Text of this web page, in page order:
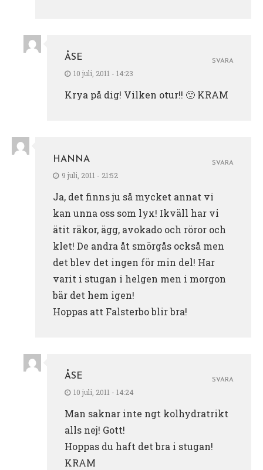
ÅSE
10 juli, 2011 - 14:23
Krya på dig! Vilken otur!! 🙁 KRAM
SVARA
HANNA
9 juli, 2011 - 21:52
Ja, det finns ju så mycket annat vi
kan unna oss som lyx! Ikväll har vi
ätit räkor, ägg, avokado och röror och
klet! De andra åt smörgås också men
det blev det ingen för min del! Har
varit i stugan i helgen men i morgon
bär det hem igen!
Hoppas att Falsterbo blir bra!
SVARA
ÅSE
10 juli, 2011 - 14:24
Man saknar inte ngt kolhydratrikt
alls nej! Gott!
Hoppas du haft det bra i stugan!
KRAM
SVARA